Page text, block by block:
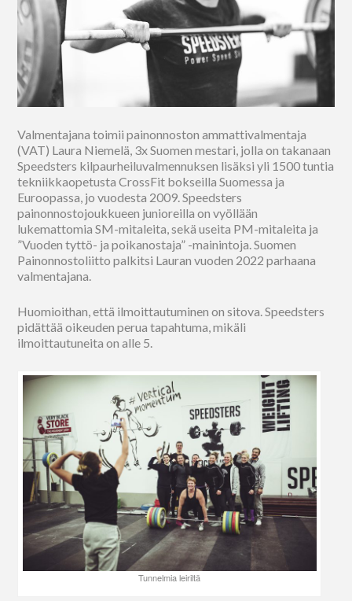
Valmentajana toimii painonnoston ammattivalmentaja
(VAT) Laura Niemelä, 3x Suomen mestari, jolla on takanaan
Speedsters kilpaurheiluvalmennuksen lisäksi yli 1500 tuntia
tekniikkaopetusta CrossFit bokseilla Suomessa ja
Euroopassa, jo vuodesta 2009. Speedsters
painonnostojoukkueen junioreilla on vyöllään
lukemattomia SM-mitaleita, sekä useita PM-mitaleita ja
”Vuoden tyttö- ja poikanostaja” -mainintoja. Suomen
Painonnostoliitto palkitsi Lauran vuoden 2022 parhaana
valmentajana.
Huomioithan, että ilmoittautuminen on sitova. Speedsters
pidättää oikeuden perua tapahtuma, mikäli
ilmoittautuneita on alle 5.
Tunnelmia leiriltä